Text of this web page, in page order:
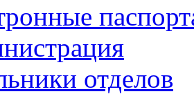
отделов